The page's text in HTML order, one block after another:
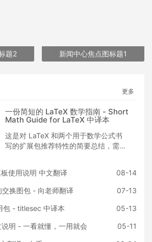
题2 新闻中心焦点图标题1
更多
一份简短的 LaTeX 数学指南 - Short
Math Guide for LaTeX 中译本
这是对 LaTeX 和两个用于数学公式书
写的扩展包推荐特性的简要总结，需要
[LFG]。假设您对标准 LaTeX 术语有一
定的熟悉程度，如果你需要对命令、可
选参数、环境、包等的含义进行刷新，
请参见 [Lam]。如果您使用美国数学协
amsmath 两个扩展包，那么这里描述
使用说明 中文翻译 08-14
换图包 - 向老师翻译 07-13
包 - titlesec 中译本 05-13
明 - 一看就懂，一用就会 05-11